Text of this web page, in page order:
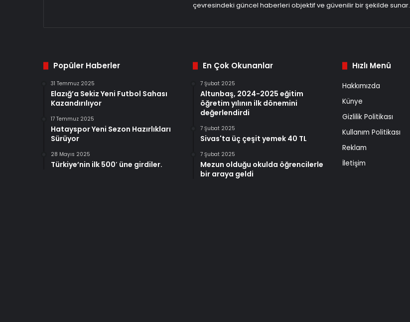
çevresindeki güncel haberleri objektif ve güvenilir bir şekilde sunar.
Popüler Haberler
31 Temmuz 2025
Elazığ’a Sekiz Yeni Futbol Sahası
Kazandırılıyor
17 Temmuz 2025
Hatayspor Yeni Sezon Hazırlıkları
Sürüyor
28 Mayıs 2025
Türkiye’nin ilk 500′ üne girdiler.
En Çok Okunanlar
7 Şubat 2025
Altunbaş, 2024-2025 eğitim
öğretim yılının ilk dönemini
değerlendirdi
7 Şubat 2025
Sivas'ta üç çeşit yemek 40 TL
7 Şubat 2025
Mezun olduğu okulda öğrencilerle
bir araya geldi
Hızlı Menü
Hakkımızda
Künye
Gizlilik Politikası
Kullanım Politikası
Reklam
İletişim